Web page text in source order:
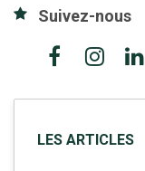
Suivez-nous
LES ARTICLES